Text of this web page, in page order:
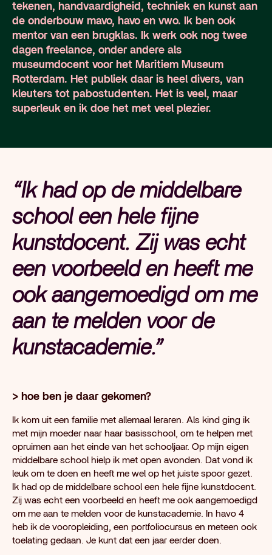
tekenen, handvaardigheid, techniek en kunst aan
de onderbouw mavo, havo en vwo. Ik ben ook
mentor van een brugklas. Ik werk ook nog twee
dagen freelance, onder andere als
museumdocent voor het Maritiem Museum
Rotterdam. Het publiek daar is heel divers, van
kleuters tot pabostudenten. Het is veel, maar
superleuk en ik doe het met veel plezier.
“Ik had op de middelbare
school een hele fijne
kunstdocent. Zij was echt
een voorbeeld en heeft me
ook aangemoedigd om me
aan te melden voor de
kunstacademie.”
> hoe ben je daar gekomen?
Ik kom uit een familie met allemaal leraren. Als kind ging ik
met mijn moeder naar haar basisschool, om te helpen met
opruimen aan het einde van het schooljaar. Op mijn eigen
middelbare school hielp ik met open avonden. Dat vond ik
leuk om te doen en heeft me wel op het juiste spoor gezet.
Ik had op de middelbare school een hele fijne kunstdocent.
Zij was echt een voorbeeld en heeft me ook aangemoedigd
om me aan te melden voor de kunstacademie. In havo 4
heb ik de vooropleiding, een portfoliocursus en meteen ook
toelating gedaan. Je kunt dat een jaar eerder doen.